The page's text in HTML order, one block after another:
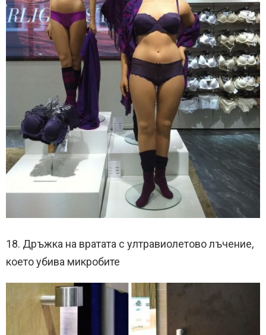
18. Дръжка на вратата с ултравиолетово лъчение,
което убива микробите